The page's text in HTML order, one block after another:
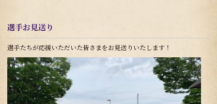
選手お見送り
選手たちが応援いただいた皆さまをお見送りいたします！